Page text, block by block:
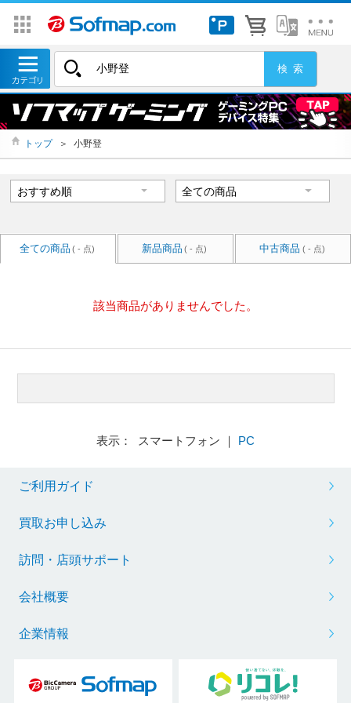
トップ ＞ 小野登
全ての商品 ( - 点) 新品商品 ( - 点) 中古商品 ( - 点)
該当商品がありませんでした。
表示： スマートフォン ｜ PC
ご利用ガイド
買取お申し込み
訪問・店頭サポート
会社概要
企業情報